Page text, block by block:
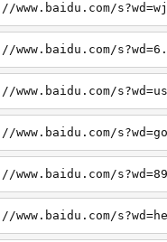
www.baidu.com/
www.baidu.com/
www.baidu.com/
www.baidu.com/
www.baidu.com/
www.baidu.com/